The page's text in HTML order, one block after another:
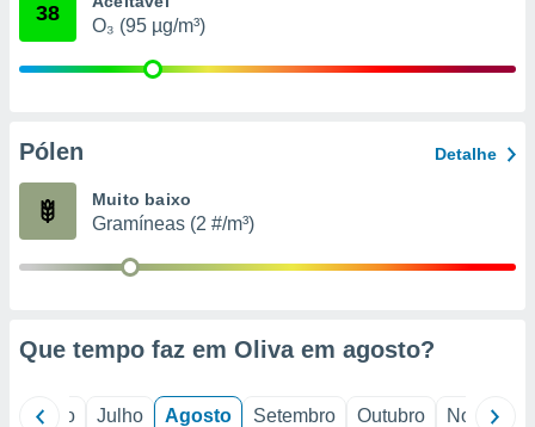
estudos
38
O₃ (95 µg/m³)
Pólen Detalhe
Muito baixo
Gramíneas (2 #/m³)
Que tempo faz em Oliva em agosto?
Junho Julho Agosto Setembro Outubro Novembro